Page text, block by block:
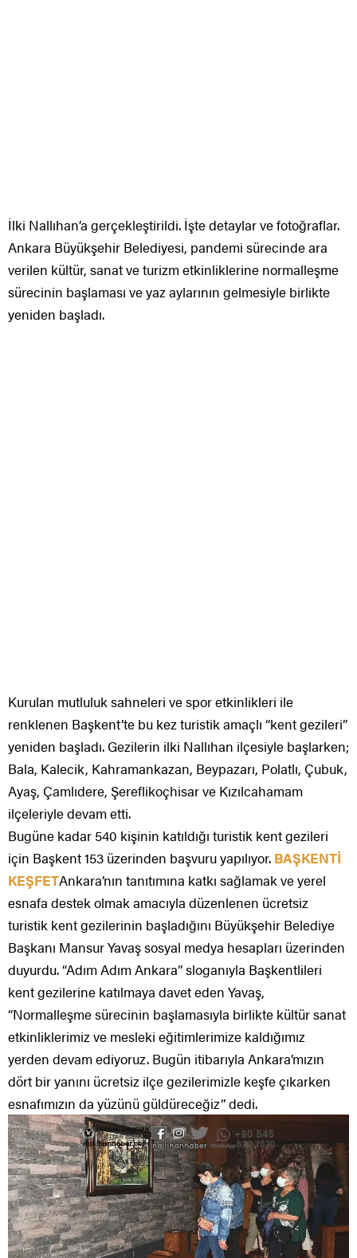
İlki Nallıhan’a gerçekleştirildi. İşte detaylar ve fotoğraflar.
Ankara Büyükşehir Belediyesi, pandemi sürecinde ara
verilen kültür, sanat ve turizm etkinliklerine normalleşme
sürecinin başlaması ve yaz aylarının gelmesiyle birlikte
yeniden başladı.
Kurulan mutluluk sahneleri ve spor etkinlikleri ile
renklenen Başkent’te bu kez turistik amaçlı “kent gezileri”
yeniden başladı. Gezilerin ilki Nallıhan ilçesiyle başlarken;
Bala, Kalecik, Kahramankazan, Beypazarı, Polatlı, Çubuk,
Ayaş, Çamlıdere, Şereflikoçhisar ve Kızılcahamam
ilçeleriyle devam etti.
Bugüne kadar 540 kişinin katıldığı turistik kent gezileri
için Başkent 153 üzerinden başvuru yapılıyor. BAŞKENTİ
KEŞFETAnkara’nın tanıtımına katkı sağlamak ve yerel
esnafa destek olmak amacıyla düzenlenen ücretsiz
turistik kent gezilerinin başladığını Büyükşehir Belediye
Başkanı Mansur Yavaş sosyal medya hesapları üzerinden
duyurdu. “Adım Adım Ankara” sloganıyla Başkentlileri
kent gezilerine katılmaya davet eden Yavaş,
“Normalleşme sürecinin başlamasıyla birlikte kültür sanat
etkinliklerimiz ve mesleki eğitimlerimize kaldığımız
yerden devam ediyoruz. Bugün itibarıyla Ankara’mızın
dört bir yanını ücretsiz ilçe gezilerimizle keşfe çıkarken
esnafımızın da yüzünü güldüreceğiz” dedi.